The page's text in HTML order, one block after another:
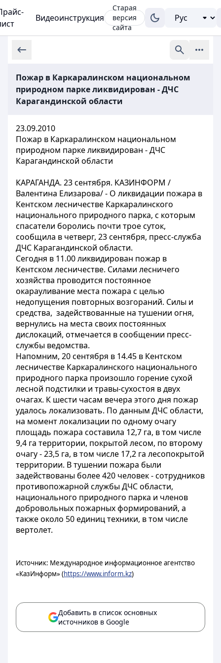
Видеоинструкция
Старая
версия
сайта
Пожар в Каркаралинском национальном
природном парке ликвидирован - ДЧС
Карагандинской области
23.09.2010
Пожар в Каркаралинском национальном
природном парке ликвидирован - ДЧС
Карагандинской области
КАРАГАНДА. 23 сентября. КАЗИНФОРМ /
Валентина Елизарова/ - О ликвидации пожара в
Кентском лесничестве Каркаралинского
национального природного парка, с которым
спасатели боролись почти трое суток,
сообщила в четверг, 23 сентября, пресс-служба
ДЧС Карагандинской области.
Сегодня в 11.00 ликвидирован пожар в
Кентском лесничестве. Силами лесничего
хозяйства проводится постоянное
окарауливание места пожара с целью
недопущения повторных возгораний. Силы и
средства, задействованные на тушении огня,
вернулись на места своих постоянных
дислокаций, отмечается в сообщении пресс-
службы ведомства.
Напомним, 20 сентября в 14.45 в Кентском
лесничестве Каркаралинского национального
природного парка произошло горение сухой
лесной подстилки и травы-сухостоя в двух
очагах. К шести часам вечера этого дня пожар
удалось локализовать. По данным ДЧС области,
на момент локализации по одному очагу
площадь пожара составила 12,7 га, в том числе
9,4 га территории, покрытой лесом, по второму
очагу - 23,5 га, в том числе 17,2 га лесопокрытой
территории. В тушении пожара были
задействованы более 420 человек - сотрудников
противопожарной службы ДЧС области,
национального природного парка и членов
добровольных пожарных формирований, а
также около 50 единиц техники, в том числе
вертолет.
Источник: Международное информационное агентство
«КазИнформ» (https://www.inform.kz)
Добавить в список основных
источников в Google